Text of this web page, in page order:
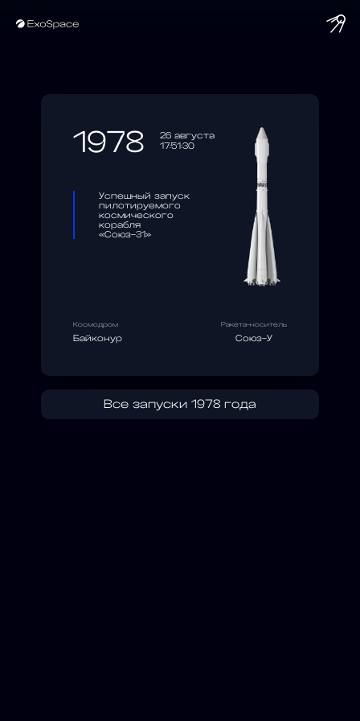
1978
26 августа
17:51:30
Успешный запуск
пилотируемого
космического
корабля
«Союз-31»
Космодром
Байконур
Ракета-носитель
Союз-У
Все запуски 1978 года